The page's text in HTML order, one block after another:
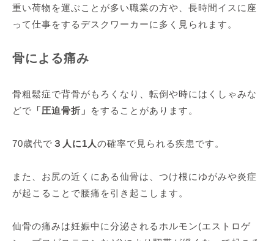
重い荷物を運ぶことが多い職業の方や、長時間イスに座
って仕事をするデスクワーカーに多く見られます。
骨による痛み
骨粗鬆症で背骨がもろくなり、転倒や時にはくしゃみな
どで 「圧迫骨折」 をすることがあります。
70歳代で ３人に1人の確率で見られる疾患です。
また、お尻の近くにある仙骨は、つけ根にゆがみや炎症
が起こることで腰痛を引き起こします。
仙骨の痛みは妊娠中に分泌されるホルモン(エストロゲ